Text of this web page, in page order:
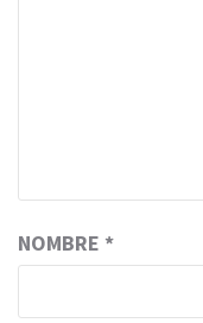
NOMBRE *